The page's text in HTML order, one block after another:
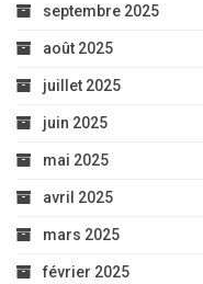
septembre 2025
août 2025
juillet 2025
juin 2025
mai 2025
avril 2025
mars 2025
février 2025